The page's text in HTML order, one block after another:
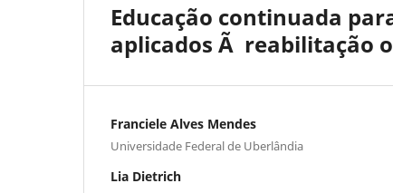
Educação continuada
aplicados Ã reabilitação
Franciele Alves Mendes
Universidade Federal de Uberlândia
Lia Dietrich